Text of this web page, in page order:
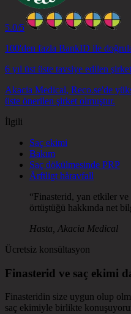
5.0/5
100'den fazla BankID ile
6 yıl üst üste tavsiye edilen şirket
Akacia Medical, Reco.se'de
üste önerilen şirket olmuştur.
İlgili
Saç ekimi
Bakım
Saç dökülmesinde PRP
Ärftligt håravfall
“Finasterid, yan etkiler ve
örtüştüğü hakkında net
Hasta, Akacia Medical
Ücretsiz konsültasyon
Finasterid ve saç ekimi
Finasteridin size uygun olup
saç ekimiyle birlikte